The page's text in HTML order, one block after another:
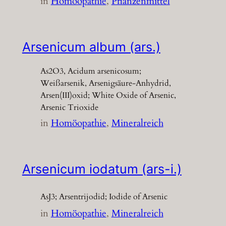
Arsenicum album (ars.)
As2O3, Acidum arsenicosum;
Weißarsenik, Arsenigsäure-Anhydrid,
Arsen(III)oxid; White Oxide of Arsenic,
Arsenic Trioxide
inHomöopathie, Mineralreich
Arsenicum iodatum (ars-i.)
AsJ3; Arsentrijodid; Iodide of Arsenic
inHomöopathie, Mineralreich